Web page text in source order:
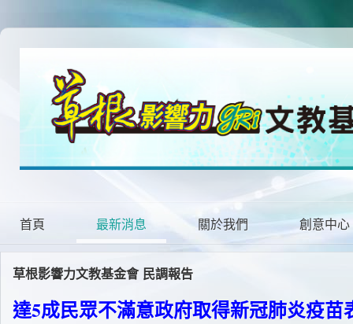
首頁 最新消息 關於我們 創意中心
草根影響力文教基金會 民調報告
達5成民眾不滿意政府取得新冠肺炎疫苗